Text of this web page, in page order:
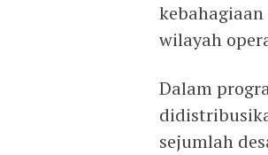
wilayah
Dalam
sejumlah